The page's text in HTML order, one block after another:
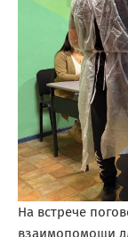
На встрече
взаимопомощи